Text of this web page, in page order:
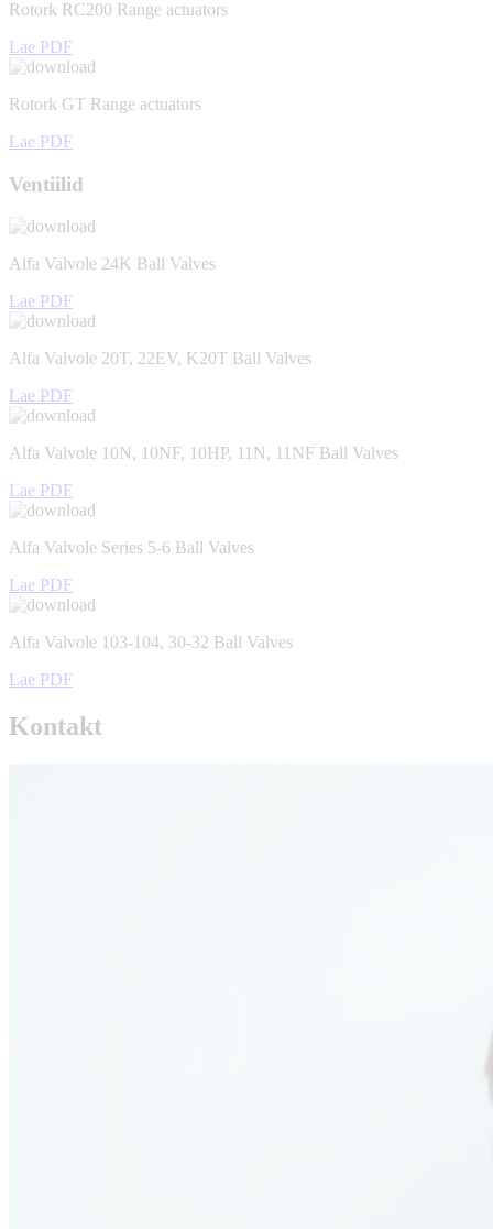
Rotork RC200 Range actuators
Lae PDF
Rotork GT Range actuators
Lae PDF
Ventiilid
Alfa Valvole 24K Ball Valves
Lae PDF
Alfa Valvole 20T, 22EV, K20T Ball Valves
Lae PDF
Alfa Valvole 10N, 10NF, 10HP, 11N, 11NF Ball Valves
Lae PDF
Alfa Valvole Series 5-6 Ball Valves
Lae PDF
Alfa Valvole 103-104, 30-32 Ball Valves
Lae PDF
Kontakt